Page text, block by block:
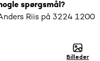
salgsopstillinger tilsendt
spørgsmål?
Riis på 3224 1200
Billeder